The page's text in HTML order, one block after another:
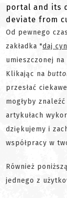
portal and its
deviate from
Od pewnego
zakładka "daj
umieszczonej
Klikając na
przesłać
mogłyby
artykułach
dziękujemy i
współpracy w
Również
jednego z